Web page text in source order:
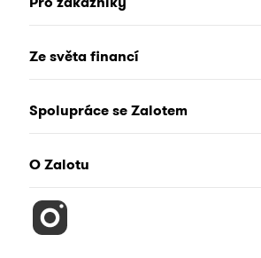
Ze světa financí
Spolupráce se Zalotem
O Zalotu